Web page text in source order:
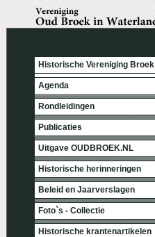
Historische Vereniging Broek
Agenda
Rondleidingen
Publicaties
Uitgave OUDBROEK.NL
Historische herinneringen
Beleid en Jaarverslagen
Foto`s - Collectie
Historische krantenartikelen